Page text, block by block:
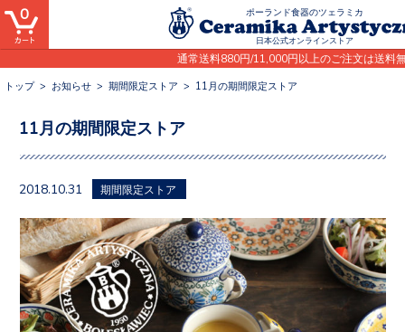
ポーランド食器のツェラミカ
日本公式オンラインストア
通常送料880円/11,000円以上のご注文は送料
0
トップ> お知らせ > 期間限定ストア > 11月の期間限定ストア
11月の期間限定ストア
2018.10.31 期間限定ストア